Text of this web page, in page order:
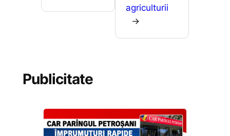
agriculturii
→
Publicitate